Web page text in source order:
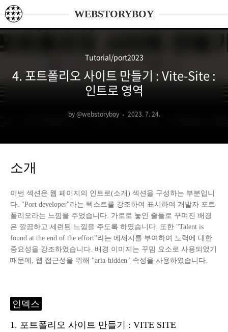
본문 바로가기
WEBSTORYBOY
Tutorial/port2023
4. 포트폴리오 사이트 만들기 : Vite-Site :
인트로 영역
by @webstoryboy 2023. 7. 24.
소개
이번 섹션은 웹 페이지의 인트로(소개) 섹션을 구성하는 부분입니
다. "Port developer"라는 텍스트를 강조하여 표시하여 개발자 포트
폴리오라는 느낌을 주었습니다. 가로로 놓인 줄들로 꾸며진 배경
은 깔끔하고 세련된 느낌을 주도록 하였습니다. 또한 "Talent is
found at the end of the effort"라는 메세지를 부여하여 노력에 대한
중요성을 강조하였습니다. 배경 이미지는 꾸밈 요소로 사용되었기
때문에, 웹 접근성을 위해 "aria-hidden" 속성을 사용하였습니다.
인덱스
1. 포트폴리오 사이트 만들기 : VITE SITE